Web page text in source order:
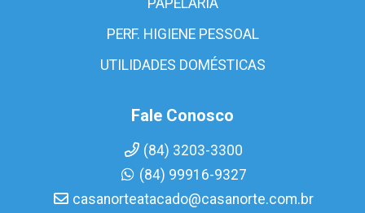
PAPELARIA
PERF. HIGIENE PESSOAL
UTILIDADES DOMÉSTICAS
Fale Conosco
(84) 3203-3300
(84) 99916-9327
casanorteatacado@casanorte.com.br